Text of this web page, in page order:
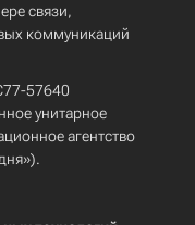
связи,
коммуникаций
57640
унитарное
агентство